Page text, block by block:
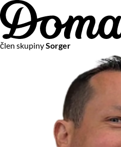
člen skupinySorger
Na vašom súkromí nám
Chceme vám neustále
Vzhľadom k platnej legislatíve
s používaním súborov cookies.
Viac o personalizácii a
Aby sme vedeli, čo sa deje na
vám mohli prispôsobiť ponuky
používame cookies a taktiež
Čo sú cookies?